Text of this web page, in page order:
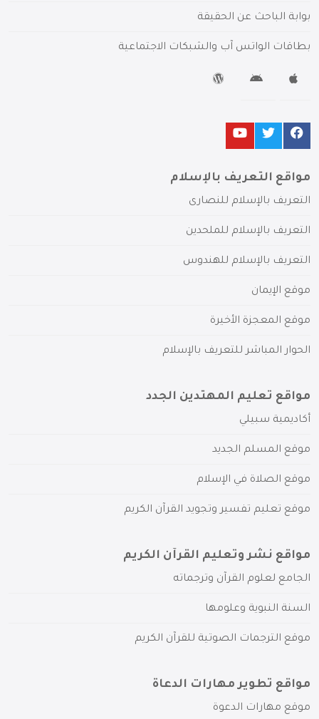
بوابة الباحث عن الحقيقة
بطاقات الواتس آب والشبكات الاجتماعية
مواقع التعريف بالإسلام
التعريف بالإسلام للنصارى
التعريف بالإسلام للملحدين
التعريف بالإسلام للهندوس
موقع الإيمان
موقع المعجزة الأخيرة
الحوار المباشر للتعريف بالإسلام
مواقع تعليم المهتدين الجدد
أكاديمية سبيلي
موقع المسلم الجديد
موقع الصلاة في الإسلام
موقع تعليم تفسير وتجويد القرآن الكريم
مواقع نشر وتعليم القرآن الكريم
الجامع لعلوم القرآن وترجماته
السنة النبوية وعلومها
موقع الترجمات الصوتية للقرآن الكريم
مواقع تطوير مهارات الدعاة
موقع مهارات الدعوة